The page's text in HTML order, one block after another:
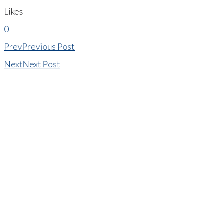
Likes
0
PrevPrevious Post
NextNext Post